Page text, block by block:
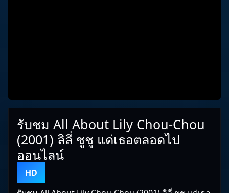
รับชม All About Lily Chou-Chou
(2001) ลิลี่ ชูชู แด่เธอตลอดไป
ออนไลน์
HD